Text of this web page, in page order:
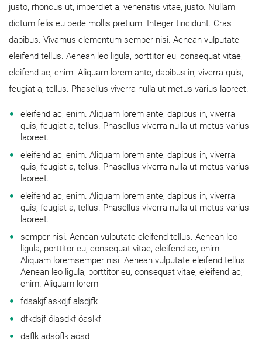
justo, rhoncus ut, imperdiet a, venenatis vitae, justo. Nullam
dictum felis eu pede mollis pretium. Integer tincidunt. Cras
dapibus. Vivamus elementum semper nisi. Aenean vulputate
eleifend tellus. Aenean leo ligula, porttitor eu, consequat vitae,
eleifend ac, enim. Aliquam lorem ante, dapibus in, viverra quis,
feugiat a, tellus. Phasellus viverra nulla ut metus varius laoreet.
eleifend ac, enim. Aliquam lorem ante, dapibus in, viverra
quis, feugiat a, tellus. Phasellus viverra nulla ut metus varius
laoreet.
eleifend ac, enim. Aliquam lorem ante, dapibus in, viverra
quis, feugiat a, tellus. Phasellus viverra nulla ut metus varius
laoreet.
eleifend ac, enim. Aliquam lorem ante, dapibus in, viverra
quis, feugiat a, tellus. Phasellus viverra nulla ut metus varius
laoreet.
semper nisi. Aenean vulputate eleifend tellus. Aenean leo
ligula, porttitor eu, consequat vitae, eleifend ac, enim.
Aliquam loremsemper nisi. Aenean vulputate eleifend tellus.
Aenean leo ligula, porttitor eu, consequat vitae, eleifend ac,
enim. Aliquam lorem
fdsakjflaskdjf alsdjfk
dfkdsjf ölasdkf öaslkf
daflk adsöflk aösd